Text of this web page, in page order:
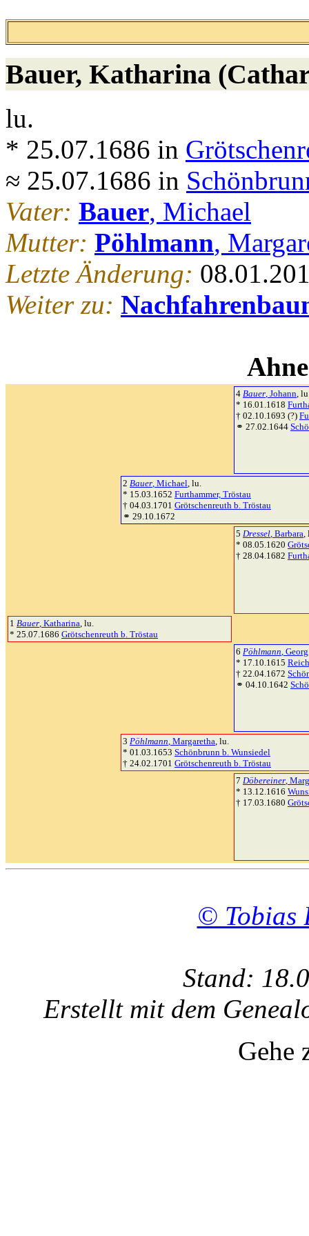
Bauer, Katharina
lu.
* 25.07.1686 in
≈ 25.07.1686 in
Vater: Bauer, Michael
Mutter: Pöhlmann,
Letzte Änderung:
Weiter zu:
4 Bauer, Johann,
* 16.01.1618
† 02.10.1693 (?)
⚭ 27.02.1644
2 Bauer, Michael, lu.
* 15.03.1652 Furthammer, Tröstau
† 04.03.1701 Grötschenreuth b. Tröstau
⚭ 29.10.1672
5 Dressel, Barbara,
* 08.05.1620
† 28.04.1682
1 Bauer, Katharina, lu.
* 25.07.1686 Grötschenreuth b. Tröstau
6 Pöhlmann, Georg
* 17.10.1615
† 22.04.1672
⚭ 04.10.1642
3 Pöhlmann, Margaretha, lu.
* 01.03.1653 Schönbrunn b. Wunsiedel
† 24.02.1701 Grötschenreuth b. Tröstau
7 Döbereiner,
* 13.12.1616
† 17.03.1680
© Tobias
Stand:
Erstellt mit dem
Gehe